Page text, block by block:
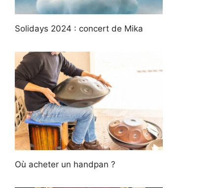
Solidays 2024 : concert de Mika
Où acheter un handpan ?